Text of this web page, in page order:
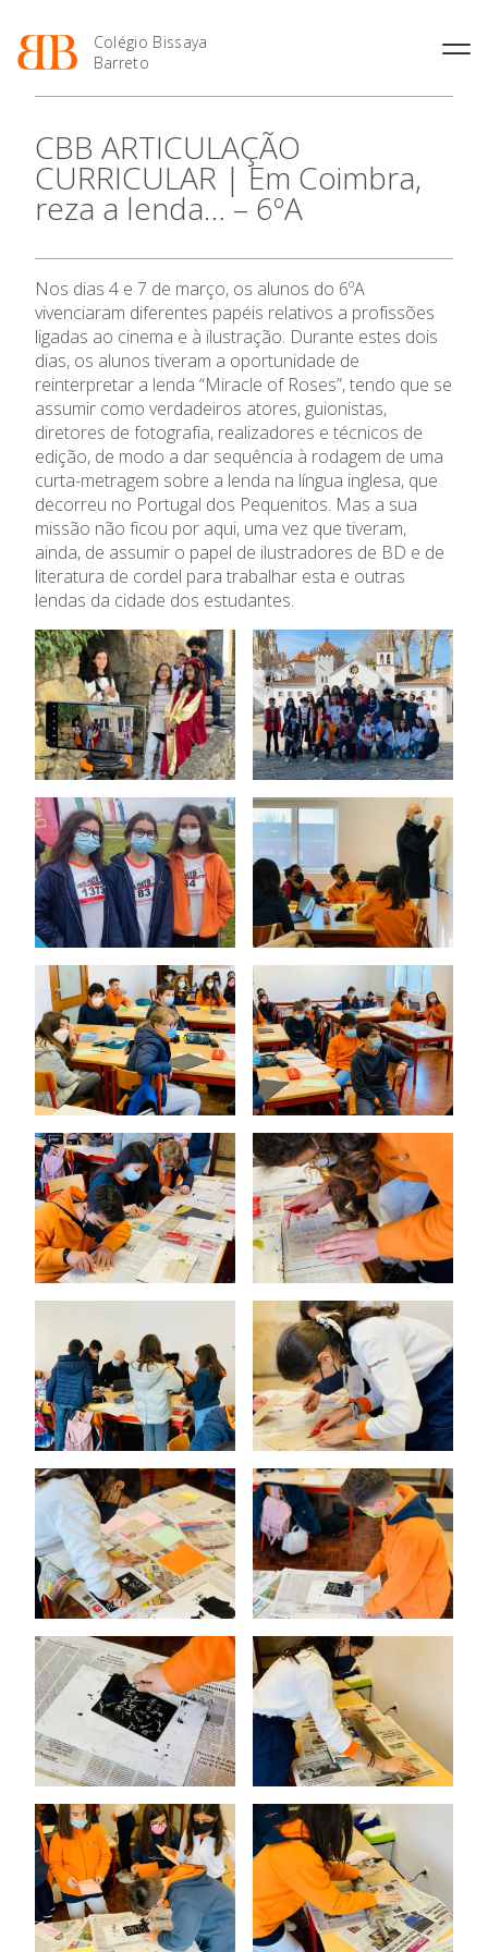
Colégio Bissaya
Barreto
O Colégio
Projeto Educativo
Organização
Colaboradores Docentes
Instalações
Ofertas de emprego
Regulamentos
Jornal “O Coreto”
Privacidade
Oferta Formativa
Enriquecimento Curricular
Oferta Curricular
Atividades Extracurriculares
Atividades de Interrupção
Letiva
Academia de Línguas
Ensino Profissional
Profissionais
Matrículas
Horários e Manuais
Termalismo
Curso de Técnico/a de Apoio
à Família e à Comunidade
Ofertas de Emprego
Ano Letivo
2027
Calendários
Portal do Professor
de Educação
SIGE
Secretariado de Exames
Admissão
Informações
APEE
Notícias
CBB ARTICULAÇÃO
CURRICULAR | Em Coimbra,
reza a lenda… – 6ºA
Nos dias 4 e 7 de março, os alunos do 6ºA
vivenciaram diferentes papéis relativos a profissões
ligadas ao cinema e à ilustração. Durante estes dois
dias, os alunos tiveram a oportunidade de
reinterpretar a lenda “Miracle of Roses”, tendo que se
assumir como verdadeiros atores, guionistas,
diretores de fotografia, realizadores e técnicos de
edição, de modo a dar sequência à rodagem de uma
curta-metragem sobre a lenda na língua inglesa, que
decorreu no Portugal dos Pequenitos. Mas a sua
missão não ficou por aqui, uma vez que tiveram,
ainda, de assumir o papel de ilustradores de BD e de
literatura de cordel para trabalhar esta e outras
lendas da cidade dos estudantes.